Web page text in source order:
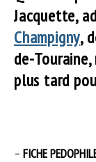
Jacquette,
Champigny,
de-
plus tard
– FICHE